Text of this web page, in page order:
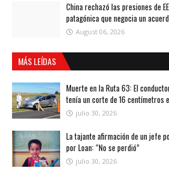
China rechazó las presiones de
patagónica que negocia un
August 06, 2026
MÁS LEÍDAS
Muerte en la Ruta 63: El
tenía un corte de 16 centímetros
julio 30, 2026
La tajante afirmación de un jefe
por Loan: “No se perdió”
julio 30, 2026